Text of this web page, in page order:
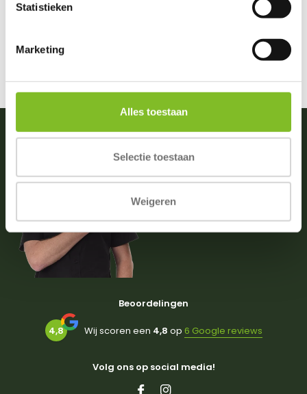
Statistieken
Marketing
Alles toestaan
Selectie toestaan
Weigeren
Vragen of advies nodig?
0031 (0)174 512203
info@dierportiek.nl
Beoordelingen
4,8 Wij scoren een 4,8 op 6 Google reviews
Volg ons op social media!